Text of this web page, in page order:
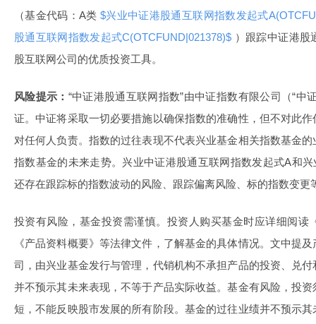
（基金代码：A类 $兴业中证港股通互联网指数发起式
股通互联网指数发起式C(OTCFUND|021378)$ ）跟踪中证港股
股互联网公司的优质投资工具。
风险提示： “中证港股通互联网指数”由中证指数有限公司（“中
证。中证将采取一切必要措施以确保指数的准确性，但不对此
对任何人负责。指数的过往表现不代表兴业基金相关指数基金
指数基金的未来走势。兴业中证港股通互联网指数发起式A和
还存在跟踪标的指数波动的风险、跟踪偏离风险、标的指数变更
投资有风险，基金投资需谨慎。投资人购买基金时应详细阅读
《产品资料概要》等法律文件，了解基金的具体情况。文中提
司，由兴业基金发行与管理，代销机构不承担产品的投资、兑
并不预示其未来表现，不等于产品实际收益。基金有风险，投
短，不能反映股市发展的所有阶段。基金的过往业绩并不预示